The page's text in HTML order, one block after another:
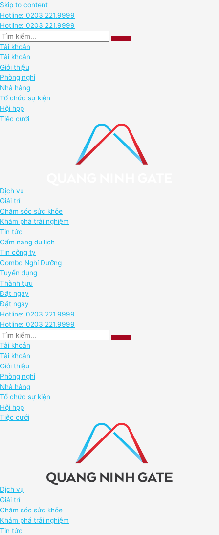
Skip to content
Hotline: 0203.221.9999
Hotline: 0203.221.9999
Tài khoản
Tài khoản
Giới thiệu
Phòng nghỉ
Nhà hàng
Tổ chức sự kiện
Hội họp
Tiệc cưới
Dịch vụ
Giải trí
Chăm sóc sức khỏe
Khám phá trải nghiệm
Tin tức
Cẩm nang du lịch
Tin công ty
Combo Nghỉ Dưỡng
Tuyển dụng
Thành tựu
Đặt ngay
Đặt ngay
Hotline: 0203.221.9999
Hotline: 0203.221.9999
Tài khoản
Tài khoản
Giới thiệu
Phòng nghỉ
Nhà hàng
Tổ chức sự kiện
Hội họp
Tiệc cưới
Dịch vụ
Giải trí
Chăm sóc sức khỏe
Khám phá trải nghiệm
Tin tức